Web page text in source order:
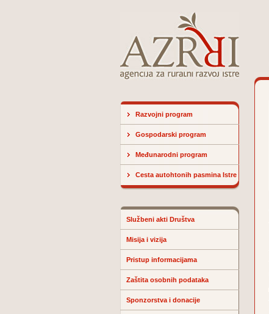
Razvojni program
Gospodarski program
Međunarodni program
Cesta autohtonih pasmina Istre
Službeni akti Društva
Misija i vizija
Pristup informacijama
Zaštita osobnih podataka
Sponzorstva i donacije